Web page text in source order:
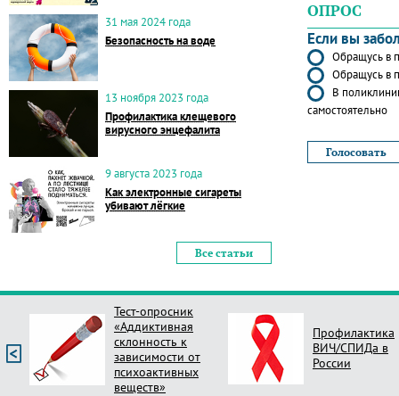
31 мая 2024 года
Безопасность на воде
13 ноября 2023 года
Профилактика клещевого
вирусного энцефалита
9 августа 2023 года
Как электронные сигареты
убивают лёгкие
Все статьи
ОПРОС
Если вы
Обращусь в
Обращусь в
В
самостоятельно
Тест-опросник
«Аддиктивная
склонность к
зависимости от
психоактивных
веществ»
Профилактика
ВИЧ/СПИДа в
России